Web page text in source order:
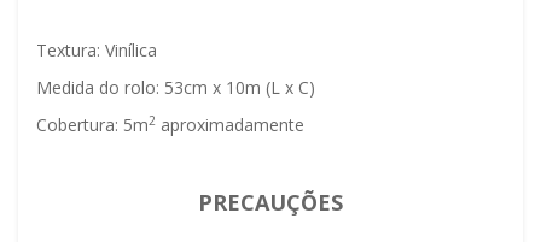
Textura: Vinílica
Medida do rolo: 53cm x 10m (L x C)
Cobertura: 5m2 aproximadamente
PRECAUÇÕES